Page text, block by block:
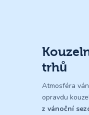
trhů
Atmosféra
opravdu
z vánoční